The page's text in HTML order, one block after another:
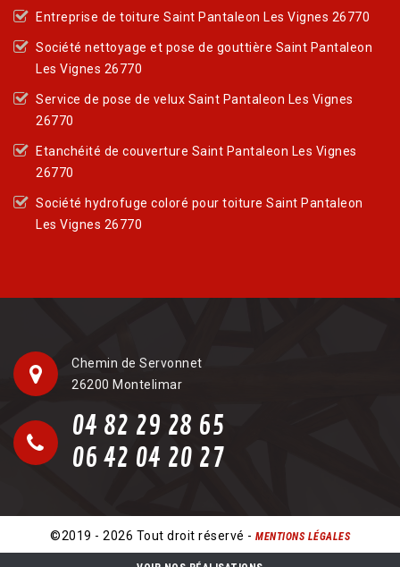
Entreprise de toiture Saint Pantaleon Les Vignes 26770
Société nettoyage et pose de gouttière Saint Pantaleon
Les Vignes 26770
Service de pose de velux Saint Pantaleon Les Vignes
26770
Etanchéité de couverture Saint Pantaleon Les Vignes
26770
Société hydrofuge coloré pour toiture Saint Pantaleon
Les Vignes 26770
Chemin de Servonnet
26200 Montelimar
04 82 29 28 65
06 42 04 20 27
©2019 - 2026 Tout droit réservé - MENTIONS LÉGALES